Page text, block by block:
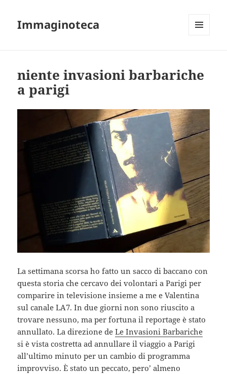
Immaginoteca
niente invasioni barbariche
a parigi
La settimana scorsa ho fatto un sacco di baccano con
questa storia che cercavo dei volontari a Parigi per
comparire in televisione insieme a me e Valentina
sul canale LA7. In due giorni non sono riuscito a
trovare nessuno, ma per fortuna il reportage è stato
annullato. La direzione deLe Invasioni Barbariche
si è vista costretta ad annullare il viaggio a Parigi
all’ultimo minuto per un cambio di programma
improvviso. È stato un peccato, pero’ almeno